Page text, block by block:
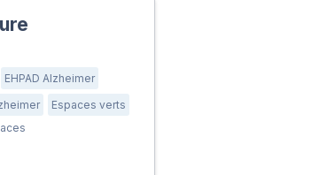
EHPAD Alzheimer
Espaces verts